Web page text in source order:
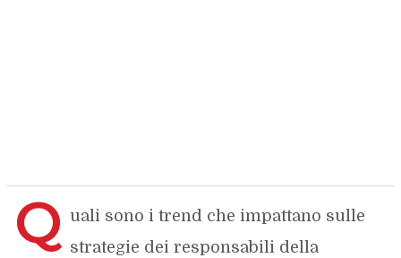
Q uali sono i trend che impattano sulle
strategie dei responsabili della